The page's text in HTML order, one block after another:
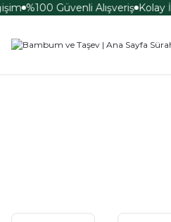
%100 Güvenli Alışveriş Kolay